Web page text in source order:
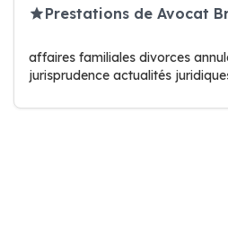
Prestations de Avocat
affaires familiales divorces
jurisprudence actualités